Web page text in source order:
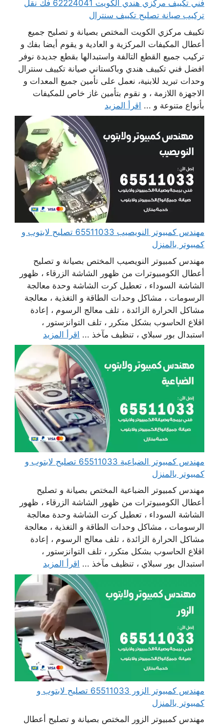
فني تكييف مركزي هندي الكويت 62224041 فك نقل
تركيب صيانة تصليح تكييف سنترال
تكييف مركزي الكويت المختص بصيانة و تصليح جميع
أعطال المكيفات المركزية و العادية و يقوم أيضا بفك و
تركيب جميع القطع التالفة واستبدالها بقطع جديدة نوفر
افضل فني تكييف هندي وباكستاني صيانة تكييف سنترال
وحدات تبريد للابنية، نعمل على تأمين جميع المعدات و
الاجهزة اللازمة ، و نقوم بتأمين غاز خاص للمكيفات
بأنواع متنوعة و ... اقرأ المزيد
مهندس كمبيوتر النويصيب 65511033 تصليح لابتوب و
كمبيوتر بالمنزل
مهندس كمبيوتر النويصيب المختص بصيانة و تصليح
أعطال الكومبيوترات من ظهور الشاشة الزرقاء ، ظهور
الشاشة السوداء ، تعطيل كرت الشاشة وحدة معالجة
الرسومات ، مشاكل وحدات الطاقة و التغذية ، معالجة
مشاكل الحرارة الزائدة ، تلف معالج الرسوم ، إعادة
اقلاع الحاسوب بشكل متكرر ، تلف التوانزستور ،
استبدال بور سبلاي ، تنظيف مآخذ ... اقرأ المزيد
مهندس كمبيوتر الضباعية 65511033 تصليح لابتوب و
كمبيوتر بالمنزل
مهندس كمبيوتر الضباعية المختص بصيانة و تصليح
أعطال الكومبيوترات من ظهور الشاشة الزرقاء ، ظهور
الشاشة السوداء ، تعطيل كرت الشاشة وحدة معالجة
الرسومات ، مشاكل وحدات الطاقة و التغذية ، معالجة
مشاكل الحرارة الزائدة ، تلف معالج الرسوم ، إعادة
اقلاع الحاسوب بشكل متكرر ، تلف التوانزستور ،
استبدال بور سبلاي ، تنظيف مآخذ ... اقرأ المزيد
مهندس كمبيوتر الزور 65511033 تصليح لابتوب و
كمبيوتر بالمنزل
مهندس كمبيوتر الزور المختص بصيانة و تصليح أعطال